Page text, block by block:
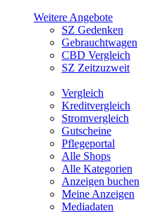
Weitere Angebote
SZ Gedenken
Gebrauchtwagen
CBD Vergleich
SZ Zeitzuzweit
Vergleich
Kreditvergleich
Stromvergleich
Gutscheine
Pflegeportal
Alle Shops
Alle Kategorien
Anzeigen buchen
Meine Anzeigen
Mediadaten